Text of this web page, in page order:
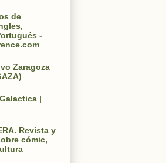
de
-
Zaragoza
|
Revista y
cómic,